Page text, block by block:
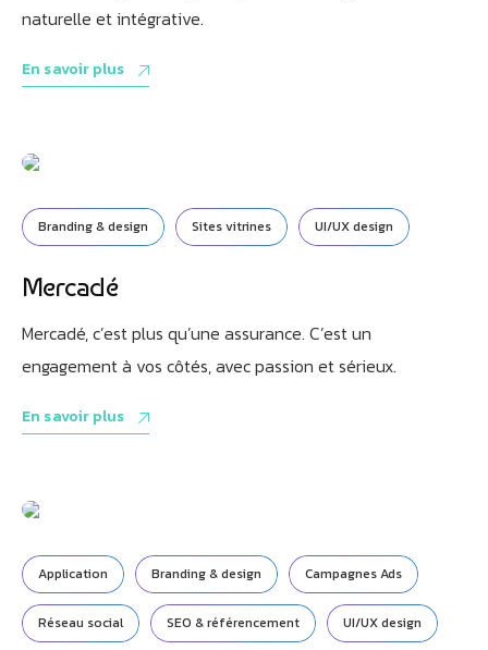
naturelle et intégrative.
En savoir plus
Branding & design Sites vitrines UI/UX design
Mercadé
Mercadé, c’est plus qu’une assurance. C’est un
engagement à vos côtés, avec passion et sérieux.
En savoir plus
Application Branding & design Campagnes Ads
Réseau social SEO & référencement UI/UX design